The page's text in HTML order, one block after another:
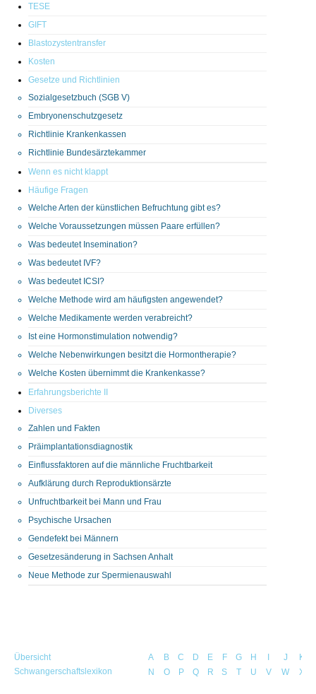
TESE
GIFT
Blastozystentransfer
Kosten
Gesetze und Richtlinien
Sozialgesetzbuch (SGB V)
Embryonenschutzgesetz
Richtlinie Krankenkassen
Richtlinie Bundesärztekammer
Wenn es nicht klappt
Häufige Fragen
Welche Arten der künstlichen Befruchtung gibt es?
Welche Voraussetzungen müssen Paare erfüllen?
Was bedeutet Insemination?
Was bedeutet IVF?
Was bedeutet ICSI?
Welche Methode wird am häufigsten angewendet?
Welche Medikamente werden verabreicht?
Ist eine Hormonstimulation notwendig?
Welche Nebenwirkungen besitzt die Hormontherapie?
Welche Kosten übernimmt die Krankenkasse?
Erfahrungsberichte II
Diverses
Zahlen und Fakten
Präimplantationsdiagnostik
Einflussfaktoren auf die männliche Fruchtbarkeit
Aufklärung durch Reproduktionsärzte
Unfruchtbarkeit bei Mann und Frau
Psychische Ursachen
Gendefekt bei Männern
Gesetzesänderung in Sachsen Anhalt
Neue Methode zur Spermienauswahl
Übersicht
Schwangerschaftslexikon
A B C D E F G H I J K
N
O P Q R S T U V W X